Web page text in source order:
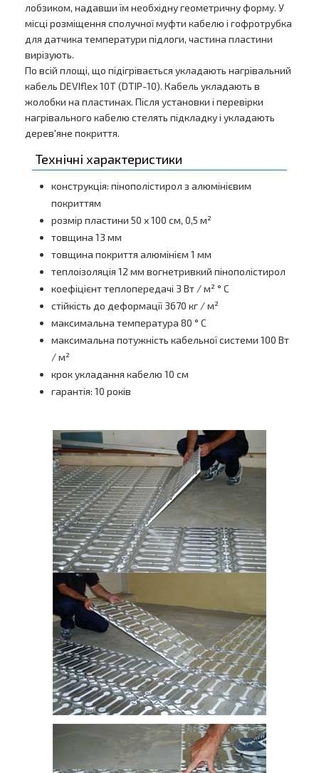
лобзиком, надавши їм необхідну геометричну форму. У
місці розміщення сполучної муфти кабелю і гофротрубка
для датчика температури підлоги, частина пластини
вирізують.
По всій площі, що підігрівається укладають нагрівальний
кабель DEVIflex 10T (DTIP-10). Кабель укладають в
жолобки на пластинах. Після установки і перевірки
нагрівального кабелю стелять підкладку і укладають
дерев'яне покриття.
Технічні характеристики
конструкція: пінополістирол з алюмінієвим
покриттям
розмір пластини 50 x 100 см, 0,5 м²
товщина 13 мм
товщина покриття алюмінієм 1 мм
теплоізоляція 12 мм вогнетривкий пінополістирол
коефіцієнт теплопередачі 3 Вт / м² ° C
стійкість до деформації 3670 кг / м²
максимальна температура 80 ° C
максимальна потужність кабельної системи 100 Вт
/ м²
крок укладання кабелю 10 см
гарантія: 10 років